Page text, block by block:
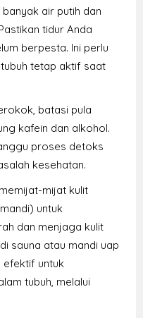
air putih dan
tidur Anda
berpesta. Ini perlu
tetap aktif saat
batasi pula
kafein dan alkohol.
proses detoks
kesehatan.
mijat kulit
untuk
dan menjaga kulit
sauna atau mandi uap
efektif untuk
tubuh, melalui